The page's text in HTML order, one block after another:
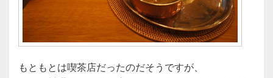
もともとは喫茶店だったのだそうですが、